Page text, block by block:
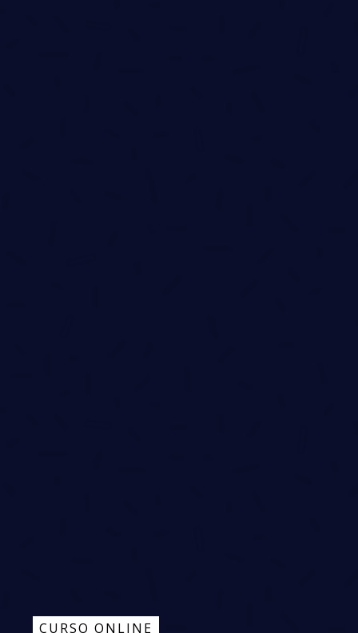
CURSO ONLINE